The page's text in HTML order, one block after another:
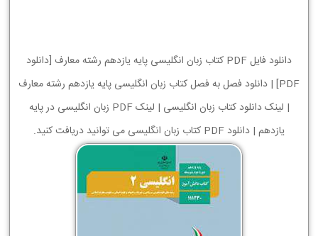
دانلود فایل PDF کتاب زبان انگلیسی پایه یازدهم رشته معارف [دانلود
PDF] | دانلود فصل به فصل کتاب زبان انگلیسی پایه یازدهم رشته معارف
| لینک دانلود کتاب زبان انگلیسی | لینک PDF زبان انگلیسی در پایه
یازدهم | دانلود PDF کتاب زبان انگلیسی می توانید دریافت کنید.